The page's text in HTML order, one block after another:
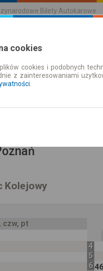
Bilety Autokarowe
Rozkład Jazdy | Bilety
Kolejowy
czw, pt
4
5
6
cookies
cookies i podobnych
z zainteresowaniami